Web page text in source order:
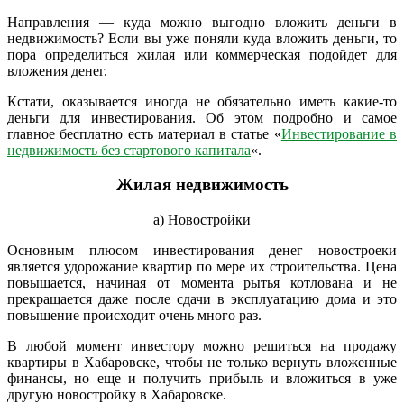
Направления — куда можно выгодно вложить деньги в
недвижимость? Если вы уже поняли куда вложить деньги, то
пора определиться жилая или коммерческая подойдет для
вложения денег.
Кстати, оказывается иногда не обязательно иметь какие-то
деньги для инвестирования. Об этом подробно и самое
главное бесплатно есть материал в статье «Инвестирование в
недвижимость без стартового капитала«.
Жилая недвижимость
а) Новостройки
Основным плюсом инвестирования денег новостроеки
является удорожание квартир по мере их строительства. Цена
повышается, начиная от момента рытья котлована и не
прекращается даже после сдачи в эксплуатацию дома и это
повышение происходит очень много раз.
В любой момент инвестору можно решиться на продажу
квартиры в Хабаровске, чтобы не только вернуть вложенные
финансы, но еще и получить прибыль и вложиться в уже
другую новостройку в Хабаровске.